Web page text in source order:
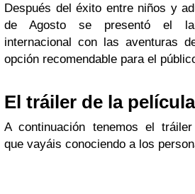
Después del éxito entre niños y
de Agosto se presentó el
internacional con las aventuras
opción recomendable para el
El tráiler de la
A continuación tenemos el
que vayáis conociendo a los